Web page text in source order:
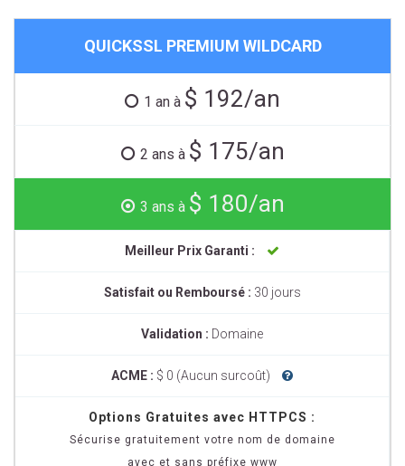
QUICKSSL PREMIUM WILDCARD
1 an à $ 192/an
2 ans à $ 175/an
3 ans à $ 180/an
Meilleur Prix Garanti :
Satisfait ou Remboursé : 30 jours
Validation : Domaine
ACME : $ 0 (Aucun surcoût)
Options Gratuites avec HTTPCS :
Sécurise gratuitement votre nom de domaine
avec et sans préfixe www